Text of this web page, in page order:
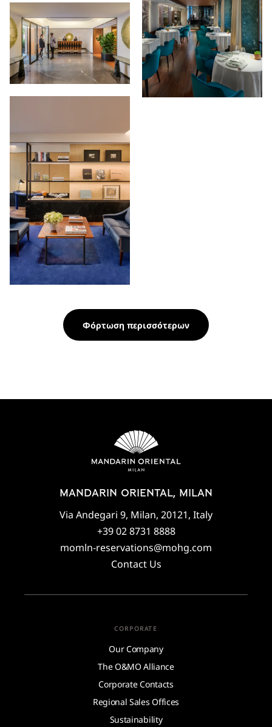
Φόρτωση περισσότερων
MANDARIN ORIENTAL, MILAN
Via Andegari 9, Milan, 20121, Italy
+39 02 8731 8888
momln-reservations@mohg.com
Contact Us
CORPORATE
Our Company
The O&MO Alliance
Corporate Contacts
Regional Sales Offices
Sustainability